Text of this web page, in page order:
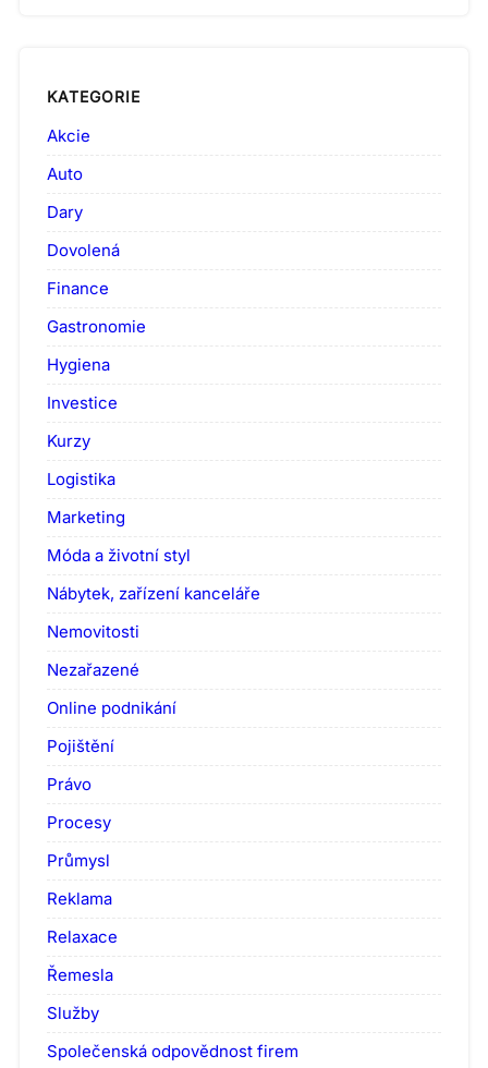
KATEGORIE
Akcie
Auto
Dary
Dovolená
Finance
Gastronomie
Hygiena
Investice
Kurzy
Logistika
Marketing
Móda a životní styl
Nábytek, zařízení kanceláře
Nemovitosti
Nezařazené
Online podnikání
Pojištění
Právo
Procesy
Průmysl
Reklama
Relaxace
Řemesla
Služby
Společenská odpovědnost firem